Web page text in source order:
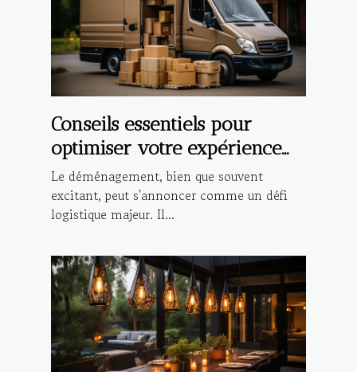
Conseils essentiels pour
optimiser votre expérience
de déménagement local
Le déménagement, bien que souvent
excitant, peut s'annoncer comme un défi
logistique majeur. Il...